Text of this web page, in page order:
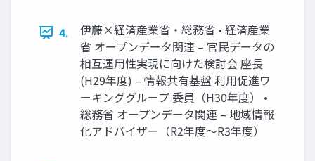
4.
伊藤×経済産業省・総務省 • 経済産業
省 オープンデータ関連 – 官民データの
相互運用性実現に向けた検討会 座長
(H29年度) – 情報共有基盤 利用促進ワ
ーキンググループ 委員（H30年度） •
総務省 オープンデータ関連 – 地域情報
化アドバイザー（R2年度〜R3年度）